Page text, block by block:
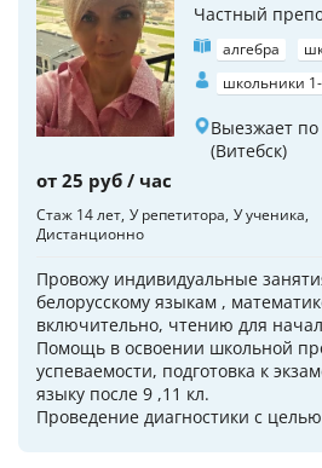
Частный
алгебра
школьники 1-
Выезжает по
(Витебск)
от 25 руб / час
Стаж 14 лет У репетитора У ученика
Дистанционно
Провожу индивидуальные
белорусскому языкам ,
включительно, чтению для
Помощь в освоении школьной
успеваемости, подготовка к
языку после 9 ,11 кл.
Проведение диагностики с